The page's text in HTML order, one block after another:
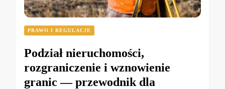
PRAWO I REGULACJE
Podział nieruchomości,
rozgraniczenie i wznowienie
granic — przewodnik dla